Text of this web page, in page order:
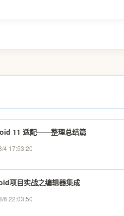
11 适配——整理总结篇
4 17:53:20
项目实战之编辑器集成
6 22:03:50